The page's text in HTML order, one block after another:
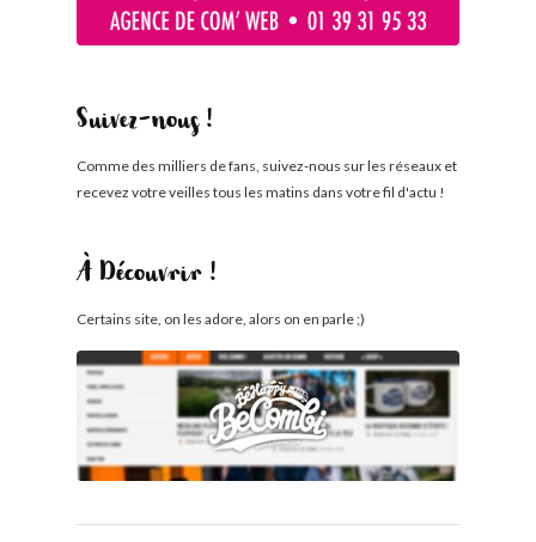
Suivez-nous !
Comme des milliers de fans, suivez-nous sur les réseaux et
recevez votre veilles tous les matins dans votre fil d'actu !
À Découvrir !
Certains site, on les adore, alors on en parle ;)